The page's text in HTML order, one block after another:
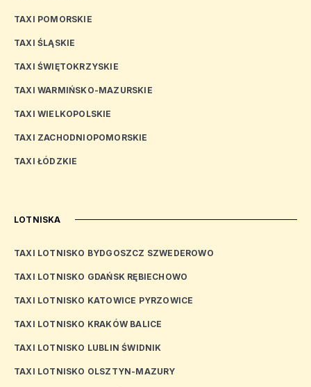
TAXI POMORSKIE
TAXI ŚLĄSKIE
TAXI ŚWIĘTOKRZYSKIE
TAXI WARMIŃSKO-MAZURSKIE
TAXI WIELKOPOLSKIE
TAXI ZACHODNIOPOMORSKIE
TAXI ŁÓDZKIE
LOTNISKA
TAXI LOTNISKO BYDGOSZCZ SZWEDEROWO
TAXI LOTNISKO GDAŃSK RĘBIECHOWO
TAXI LOTNISKO KATOWICE PYRZOWICE
TAXI LOTNISKO KRAKÓW BALICE
TAXI LOTNISKO LUBLIN ŚWIDNIK
TAXI LOTNISKO OLSZTYN-MAZURY